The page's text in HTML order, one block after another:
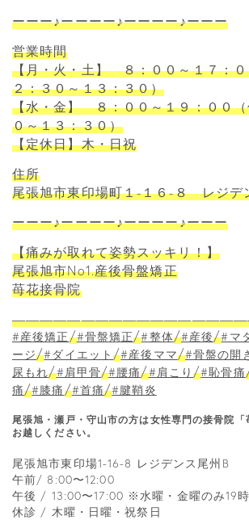
ーーー♪ーーーー♪ーーーー♪ーーー
営業時間
【月・火・土】 ８：００～１７：
２：３０～１３：３０）
【水・金】 ８：００～１９：００
０～１３：３０）
【定休日】木・日祝
住所
尾張旭市東印場町１-１６-８ レジデ
ーーー♪ーーーー♪ーーーー♪ーーー
【痛みが取れて姿勢スッキリ！】
尾張旭市No1.産後骨盤矯正
苺花接骨院
#産後矯正/#骨盤矯正/#整体/#産後/#マ
ージ/#ダイエット/#産後ママ/#骨盤の開
尿もれ/#肩甲骨/#腰痛/#肩こり/#恥骨痛
痛/#膝痛/#首痛/#腱鞘炎
尾張旭・瀬戸・守山市の方は女性専門の接骨院
お越しください。
尾張旭市東印場1-16-8 レジデンス尾州B
午前/ 8:00〜12:00
午後 / 13:00〜17:00 ※水曜・金曜のみ19
休診 / 木曜・日曜・祝祭日